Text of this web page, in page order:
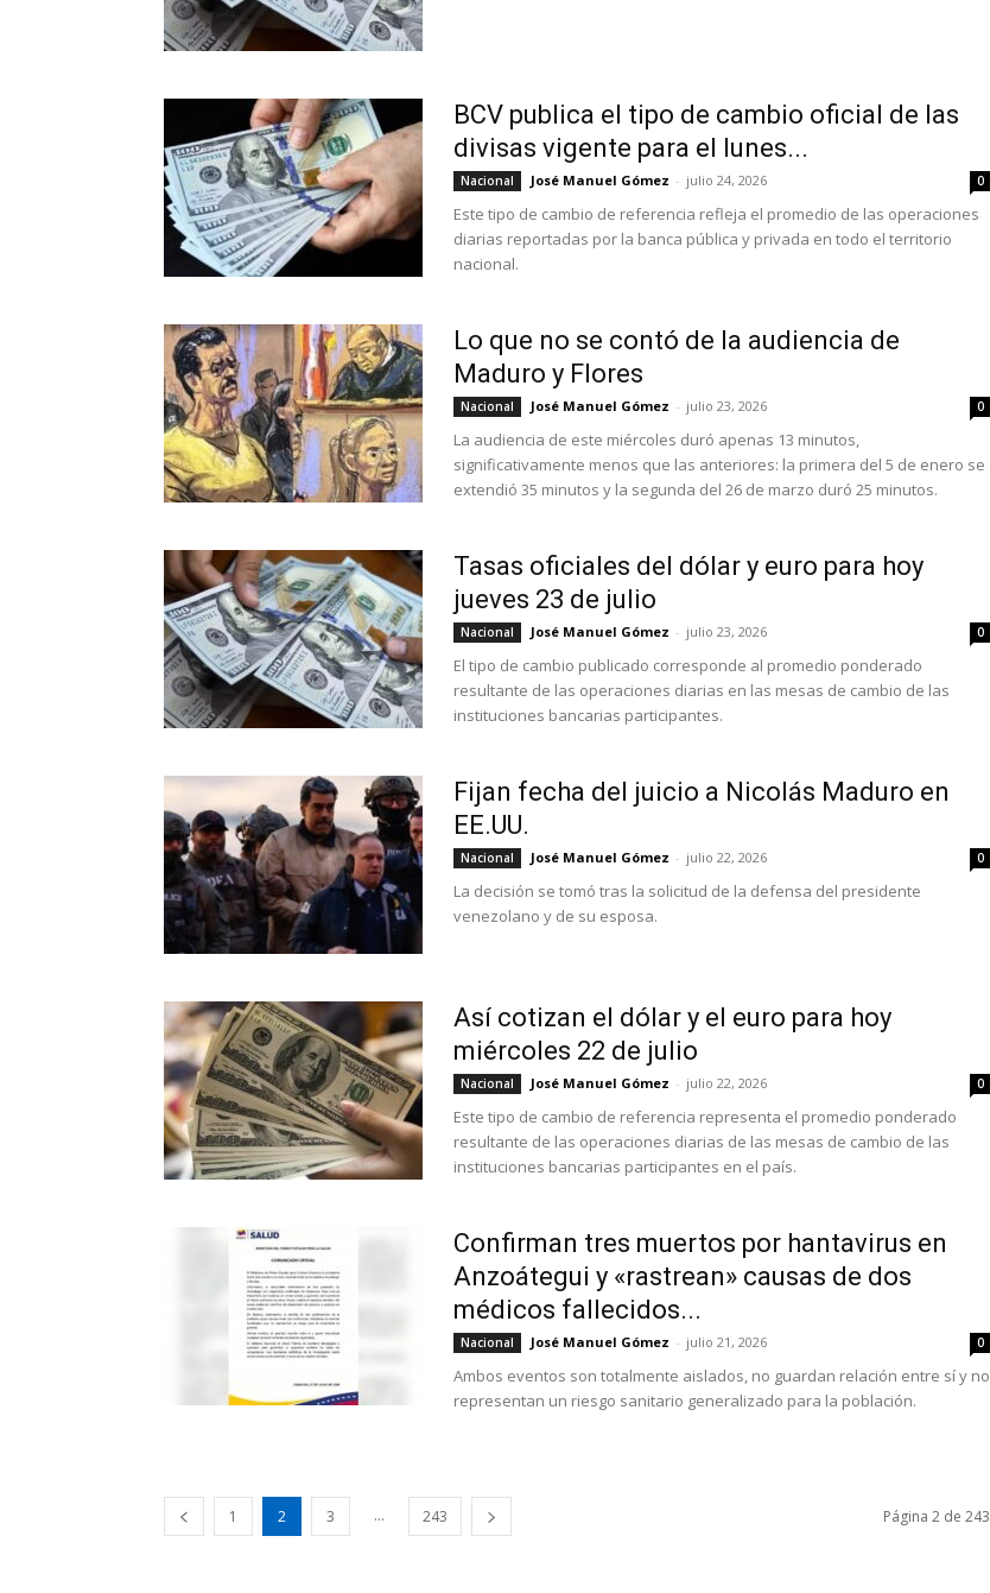
BCV publica el tipo de cambio oficial de las
divisas vigente para el lunes...
Nacional José Manuel Gómez - julio 24, 2026 0
Este tipo de cambio de referencia refleja el promedio de las operaciones
diarias reportadas por la banca pública y privada en todo el territorio
nacional.
Lo que no se contó de la audiencia de
Maduro y Flores
Nacional José Manuel Gómez - julio 23, 2026 0
La audiencia de este miércoles duró apenas 13 minutos,
significativamente menos que las anteriores: la primera del 5 de enero se
extendió 35 minutos y la segunda del 26 de marzo duró 25 minutos.
Tasas oficiales del dólar y euro para hoy
jueves 23 de julio
Nacional José Manuel Gómez - julio 23, 2026 0
El tipo de cambio publicado corresponde al promedio ponderado
resultante de las operaciones diarias en las mesas de cambio de las
instituciones bancarias participantes.
Fijan fecha del juicio a Nicolás Maduro en
EE.UU.
Nacional José Manuel Gómez - julio 22, 2026 0
La decisión se tomó tras la solicitud de la defensa del presidente
venezolano y de su esposa.
Así cotizan el dólar y el euro para hoy
miércoles 22 de julio
Nacional José Manuel Gómez - julio 22, 2026 0
Este tipo de cambio de referencia representa el promedio ponderado
resultante de las operaciones diarias de las mesas de cambio de las
instituciones bancarias participantes en el país.
Confirman tres muertos por hantavirus en
Anzoátegui y «rastrean» causas de dos
médicos fallecidos...
Nacional José Manuel Gómez - julio 21, 2026 0
Ambos eventos son totalmente aislados, no guardan relación entre sí y no
representan un riesgo sanitario generalizado para la población.
1 2 3 ... 243 Página 2 de 243